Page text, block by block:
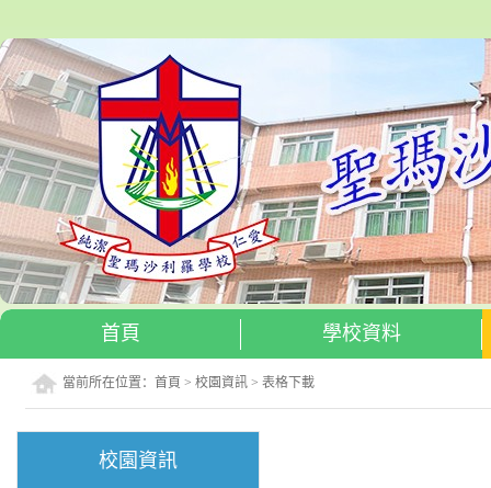
首頁 學校資料
當前所在位置：首頁 >校園資訊 >表格下載
校園資訊